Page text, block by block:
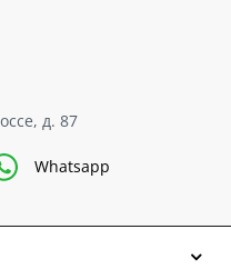
д. 87
Whatsapp